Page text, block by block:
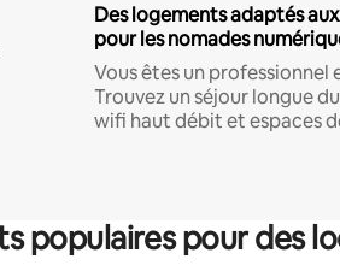
Des logements adaptés
pour les nomades
Vous êtes un professionnel
Trouvez un séjour longue
wifi haut débit et espaces
populaires pour des